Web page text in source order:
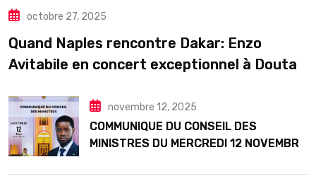
octobre 27, 2025
Quand Naples rencontre Dakar: Enzo
Avitabile en concert exceptionnel à Douta
novembre 12, 2025
COMMUNIQUE DU CONSEIL DES
MINISTRES DU MERCREDI 12 NOVEMBRE